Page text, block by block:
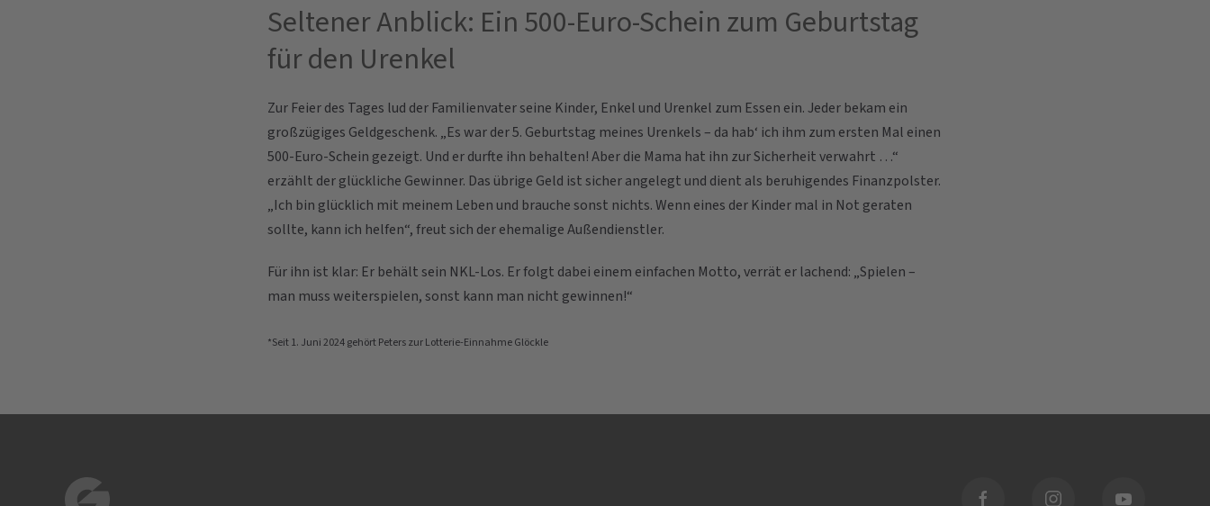
Seltener Anblick: Ein 500-Euro-Schein zum Geburtstag
für den Urenkel
Zur Feier des Tages lud der Familienvater seine Kinder, Enkel und Urenkel zum Essen ein. Jeder bekam ein
großzügiges Geldgeschenk. „Es war der 5. Geburtstag meines Urenkels – da hab‘ ich ihm zum ersten Mal einen
500-Euro-Schein gezeigt. Und er durfte ihn behalten! Aber die Mama hat ihn zur Sicherheit verwahrt …“
erzählt der glückliche Gewinner. Das übrige Geld ist sicher angelegt und dient als beruhigendes Finanzpolster.
„Ich bin glücklich mit meinem Leben und brauche sonst nichts. Wenn eines der Kinder mal in Not geraten
sollte, kann ich helfen“, freut sich der ehemalige Außendienstler.
Für ihn ist klar: Er behält sein NKL-Los. Er folgt dabei einem einfachen Motto, verrät er lachend: „Spielen –
man muss weiterspielen, sonst kann man nicht gewinnen!“
*Seit 1. Juni 2024 gehört Peters zur Lotterie-Einnahme Glöckle